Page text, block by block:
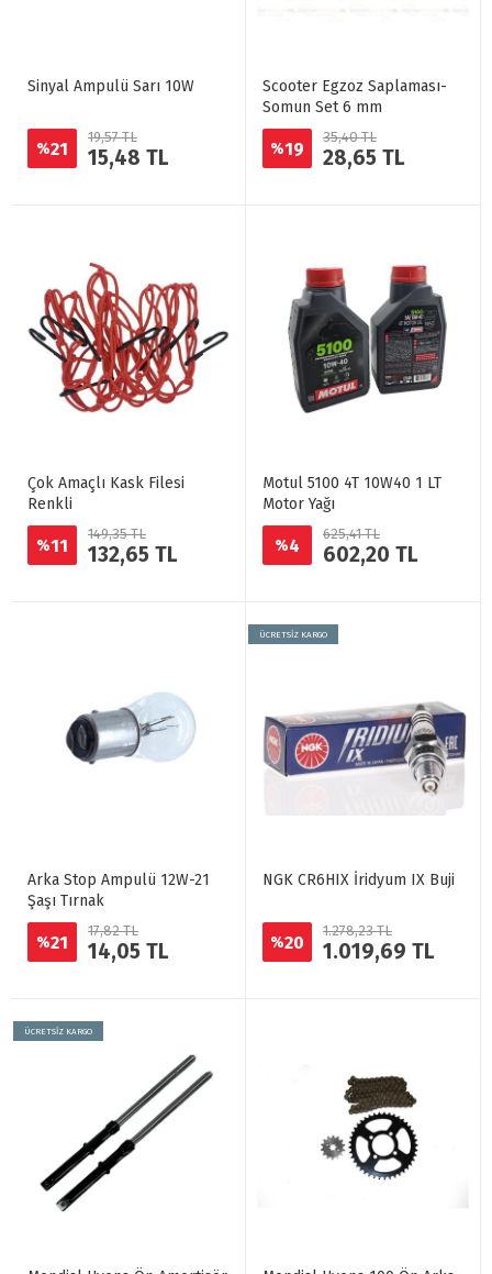
Sinyal Ampulü Sarı 10W
%21
19,57 TL
15,48 TL
Scooter Egzoz Saplaması-
Somun Set 6 mm
%19
35,40 TL
28,65 TL
Çok Amaçlı Kask Filesi
Renkli
%11
149,35 TL
132,65 TL
Motul 5100 4T 10W40 1 LT
Motor Yağı
%4
625,41 TL
602,20 TL
Arka Stop Ampulü 12W-21
Şaşı Tırnak
%21
17,82 TL
14,05 TL
ÜCRETSİZ KARGO
NGK CR6HIX İridyum IX Buji
%20
1.278,23 TL
1.019,69 TL
ÜCRETSİZ KARGO